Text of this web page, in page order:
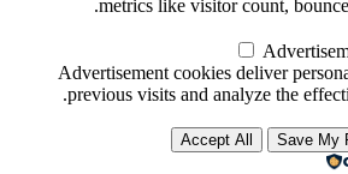
metrics like visitor count,
Advertisement cookies deliver
previous visits and analyze the
Save My
Accept All